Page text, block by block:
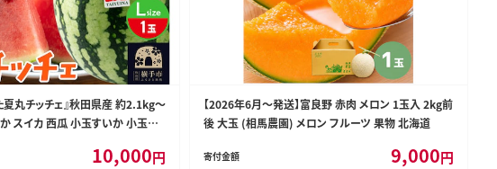
夏丸チッチェ』秋田県産 約2.1kg～
スイカ 西瓜 小玉すいか 小玉ス
チェ ちっちぇ]
10,000円
【2026年6月～発送】富良野 赤肉 メロン 1玉入 2kg前
後 大玉 (相馬農園) メロン フルーツ 果物 北海道
寄付金額 9,000円